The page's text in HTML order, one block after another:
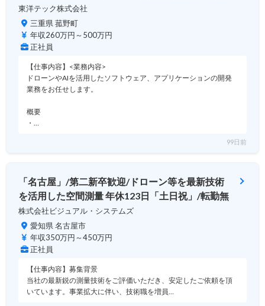
東洋テック株式会社
三重県 菰野町
年収260万円～500万円
正社員
【仕事内容】<業務内容>
ドローンやAIを活用したソフトウェア、アプリケーションの開発
業務をお任せします。
概要
・…
99日前
「名古屋」/第二新卒歓迎/ドローン等を最新技術
を活用した空間測量 年休123日「土日祝」/転勤無
株式会社ビジュアル・システムズ
愛知県 名古屋市
年収350万円～450万円
正社員
【仕事内容】募集背景
当社の最新鋭の測量技術をご評価いただき、安定したご依頼を頂
いています。事業拡大に伴い、技術職を増員…